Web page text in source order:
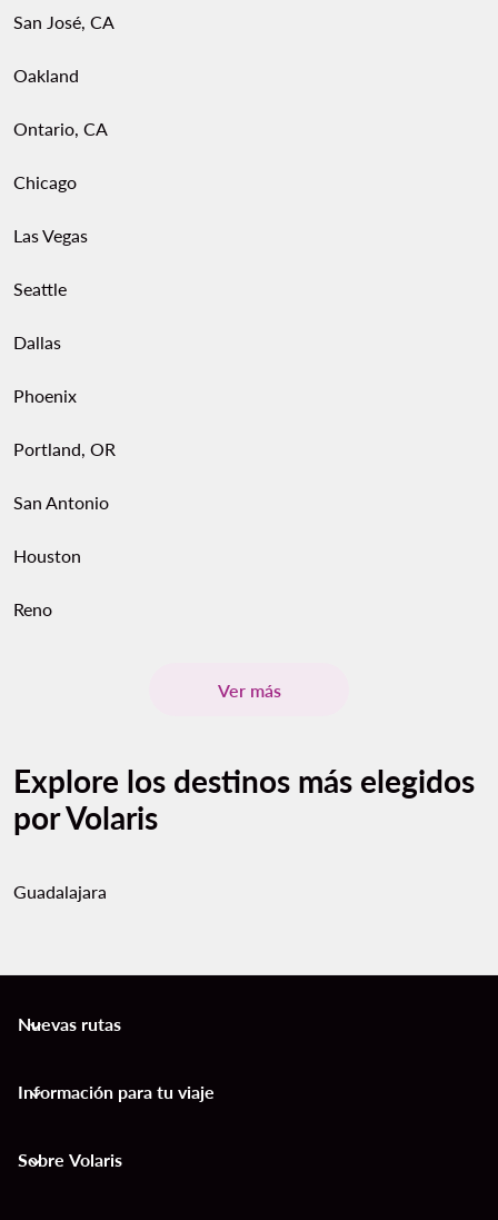
San José, CA
Oakland
Ontario, CA
Chicago
Las Vegas
Seattle
Dallas
Phoenix
Portland, OR
San Antonio
Houston
Reno
Ver más
Explore los destinos más elegidos
por Volaris
Guadalajara
Nuevas rutas
keyboard_arrow_down
Información para tu viaje
keyboard_arrow_down
Sobre Volaris
keyboard_arrow_down